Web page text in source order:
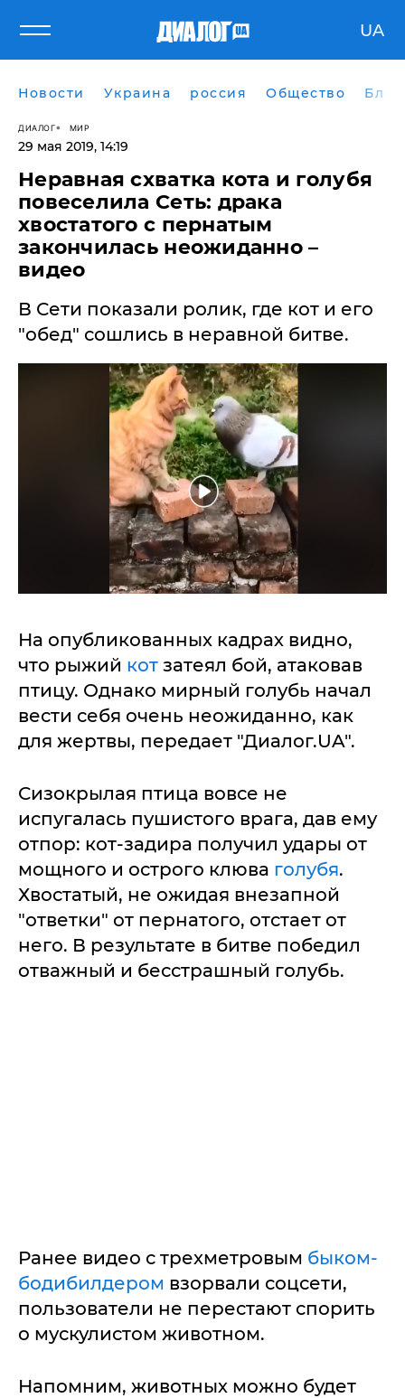
UA
Новости Украина россия Общество
ДИАЛОГ МИР
29 мая 2019, 14:19
Неравная схватка кота и голубя
повеселила Сеть: драка
хвостатого с пернатым
закончилась неожиданно –
видео
В Сети показали ролик, где кот и его
"обед" сошлись в неравной битве.
На опубликованных кадрах видно,
что рыжий кот затеял бой, атаковав
птицу. Однако мирный голубь начал
вести себя очень неожиданно, как
для жертвы, передает "Диалог.UA".
Сизокрылая птица вовсе не
испугалась пушистого врага, дав ему
отпор: кот-задира получил удары от
мощного и острого клюва голубя.
Хвостатый, не ожидая внезапной
"ответки" от пернатого, отстает от
него. В результате в битве победил
отважный и бесстрашный голубь.
Ранее видео с трехметровым быком-
бодибилдером взорвали соцсети,
пользователи не перестают спорить
о мускулистом животном.
Напомним, животных можно будет